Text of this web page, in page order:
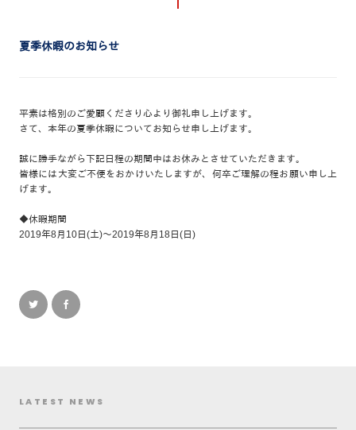
夏季休暇のお知らせ
平素は格別のご愛顧くださり心より御礼申し上げます。
さて、本年の夏季休暇についてお知らせ申し上げます。
誠に勝手ながら下記日程の期間中はお休みとさせていただきます。
皆様には大変ご不便をおかけいたしますが、何卒ご理解の程お願い申し上
げます。
◆休暇期間
2019年8月10日(土)～2019年8月18日(日)
LATEST NEWS